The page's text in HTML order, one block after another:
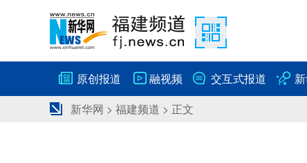
原创报道 融视频 交互式报道
新华网 > 福建频道 > 正文